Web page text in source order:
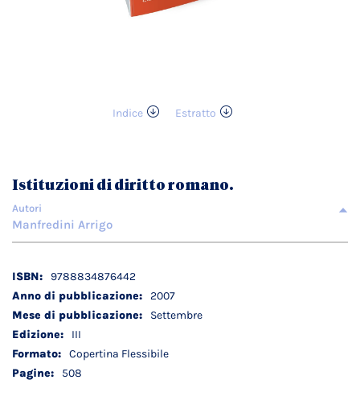
Indice
Estratto
galleria
di
immagini
Istituzioni di diritto romano.
Autori
Manfredini Arrigo
Dettagli
tecnici
9788834876442
2007
Settembre
III
Copertina Flessibile
508